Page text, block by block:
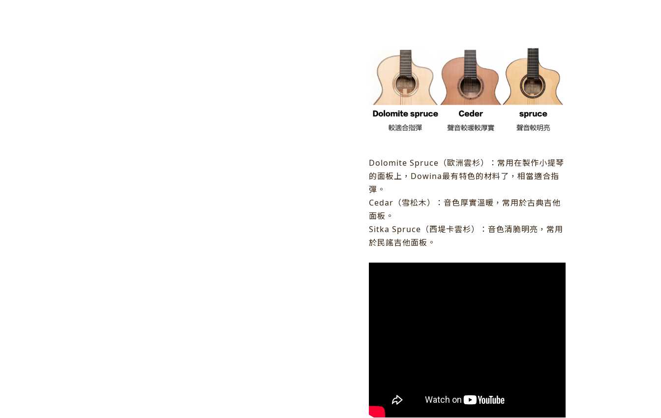
Dolomite Spruce（歐洲雲杉）： 常用在製作小提琴
的面板上，Dowina最有特色的材料了，相當適合指
彈。
Cedar（雪松木）：音色厚實溫暖，常用於古典吉他
面板。
Sitka Spruce（西堤卡雲杉）：音色清脆明亮，常用
於民謠吉他面板。